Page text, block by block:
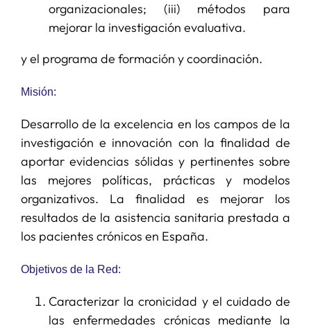
organizacionales; (iii) métodos para
mejorar la investigación evaluativa.
y el programa de formación y coordinación.
Misión:
Desarrollo de la excelencia en los campos de la
investigación e innovación con la finalidad de
aportar evidencias sólidas y pertinentes sobre
las mejores políticas, prácticas y modelos
organizativos. La finalidad es mejorar los
resultados de la asistencia sanitaria prestada a
los pacientes crónicos en España.
Objetivos de la Red:
Caracterizar la cronicidad y el cuidado de
las enfermedades crónicas mediante la